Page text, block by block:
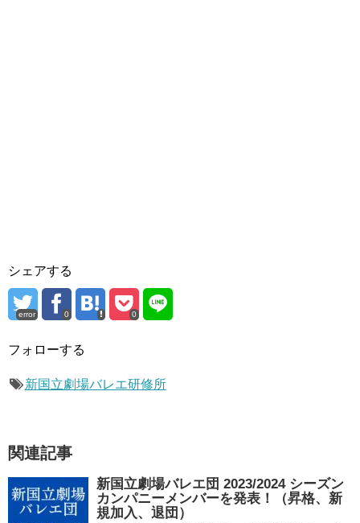
シェアする
error 0 0
フォローする
新国立劇場バレエ研修所
関連記事
新国立劇場バレエ団 2023/2024 シーズン
カンパニーメンバーを発表！（昇格、新
規加入、退団）